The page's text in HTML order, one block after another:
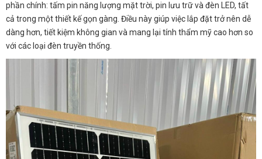
phần chính: tấm pin năng lượng mặt trời, pin lưu trữ và đèn LED, tất
cả trong một thiết kế gọn gàng. Điều này giúp việc lắp đặt trở nên dễ
dàng hơn, tiết kiệm không gian và mang lại tính thẩm mỹ cao hơn so
với các loại đèn truyền thống.